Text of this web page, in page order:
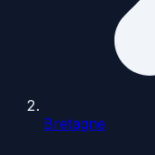
Bretagne